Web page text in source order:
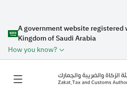
A government website
Kingdom of Saudi Arabia
How you know?